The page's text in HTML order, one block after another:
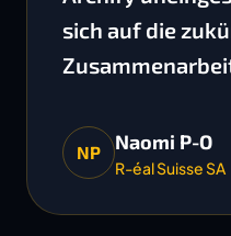
sich auf die
NP Naomi P-O
R-éal Suisse SA